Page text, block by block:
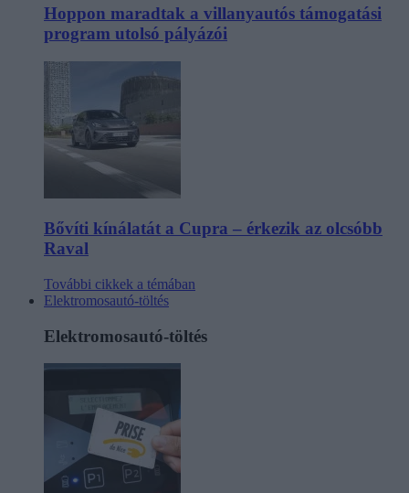
Hoppon maradtak a villanyautós támogatási
program utolsó pályázói
Bővíti kínálatát a Cupra – érkezik az olcsóbb
Raval
További cikkek a témában
Elektromosautó-töltés
Elektromosautó-töltés